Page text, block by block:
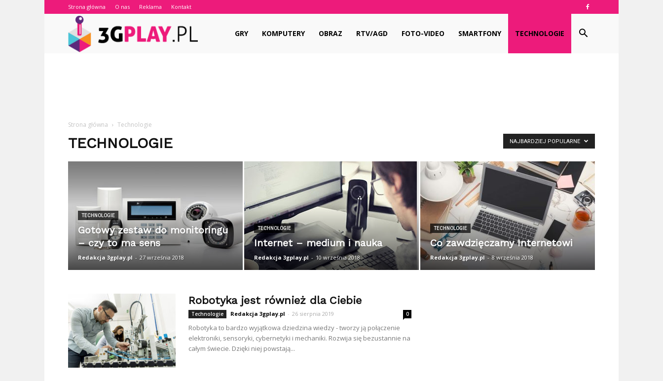
Strona główna O nas Reklama Kontakt
GRY KOMPUTERY OBRAZ RTV/AGD FOTO-VIDEO SMARTFONY TECHNOLOGIE
Strona główna Technologie
TECHNOLOGIE NAJBARDZIEJ POPULARNE
TECHNOLOGIE
Gotowy zestaw do monitoringu
– czy to ma sens
Redakcja 3gplay.pl - 27 września 2018
TECHNOLOGIE
Internet – medium i nauka
Redakcja 3gplay.pl - 10 września 2018
TECHNOLOGIE
Co zawdzięczamy Internetowi
Redakcja 3gplay.pl - 8 września 2018
Robotyka jest również dla Ciebie
Technologie Redakcja 3gplay.pl - 26 sierpnia 2019 0
Robotyka to bardzo wyjątkowa dziedzina wiedzy - tworzy ją połączenie
elektroniki, sensoryki, cybernetyki i mechaniki. Rozwija się bezustannie na
całym świecie. Dzięki niej powstają...